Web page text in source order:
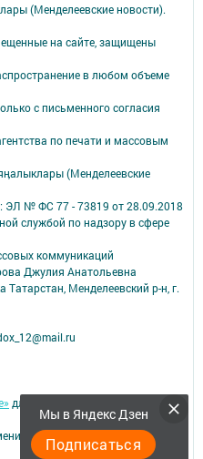
Мы в Яндекс Дзен
Подписаться
(Менделеевские новости).
на сайте, защищены
в любом объеме
с письменного согласия
по печати и массовым
(Менделеевские
ЭЛ № ФС 77 - 73819 от 28.09.2018
службой по надзору в сфере
коммуникаций
Джулия Анатольевна
Татарстан, Менделеевский р-н, г.
для персонализации сервисов и
в настройках браузера.